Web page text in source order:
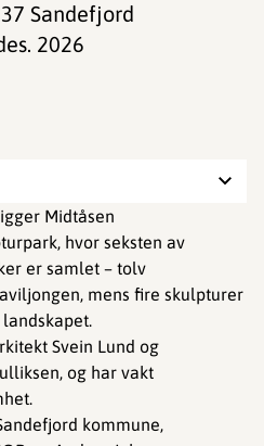
Midtåsen
hvor seksten av
er samlet – tolv
mens fire skulpturer
Svein Lund og
og har vakt
kommune,
Sandefjord
2026